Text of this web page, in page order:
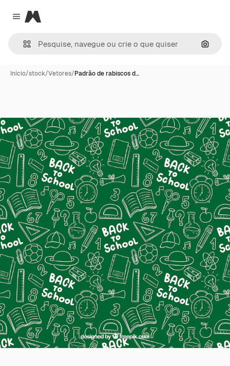
Close menu
Magnific
Início/stock/Vetores/Padrão de rabiscos d…